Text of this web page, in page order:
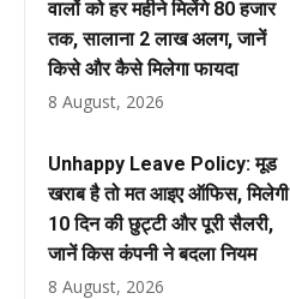
वालों को हर महीने मिलेंगे ₹80 हजार
तक, सालाना ₹2 लाख अलग, जानें
किसे और कैसे मिलेगा फायदा
8 August, 2026
Unhappy Leave Policy: मूड
खराब है तो मत आइए ऑफिस, मिलेगी
10 दिन की छुट्टी और पूरी सैलरी,
जानें किस कंपनी ने बदला नियम
8 August, 2026